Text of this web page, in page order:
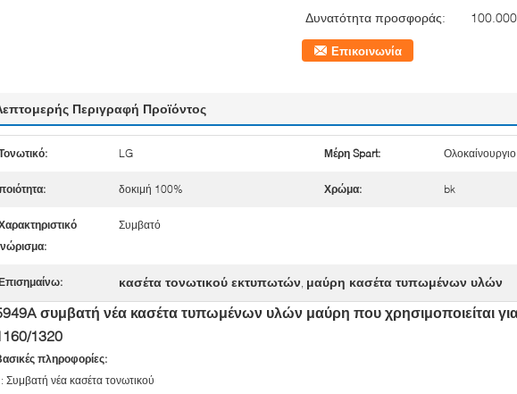
Δυνατότητα προσφοράς:
Επικοινωνία
Περιγραφή Προϊόντος
LG Μέρη Spart: Ολοκαίνουργιο
δοκιμή 100% Χρώμα: bk
Συμβατό
κασέτα τονωτικού εκτυπωτών, μαύρη κασέτα τυπωμένων υλών
συμβατή νέα κασέτα τυπωμένων υλών μαύρη που χρησιμοποιείται
1320
πληροφορίες:
Συμβατή νέα κασέτα τονωτικού